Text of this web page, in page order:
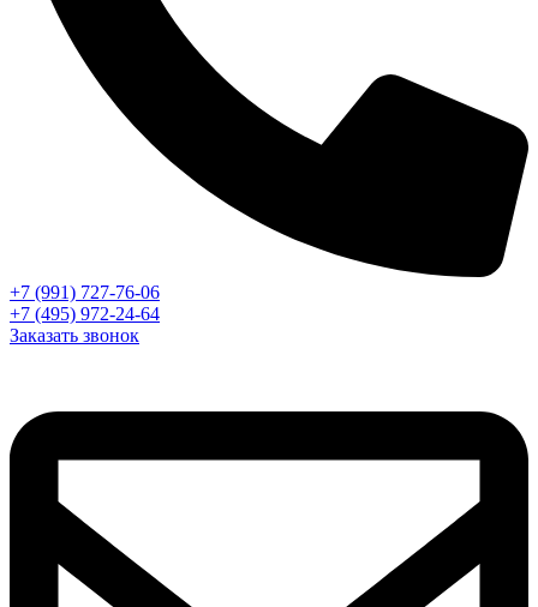
+7 (991) 727-76-06
+7 (495) 972-24-64
Заказать звонок